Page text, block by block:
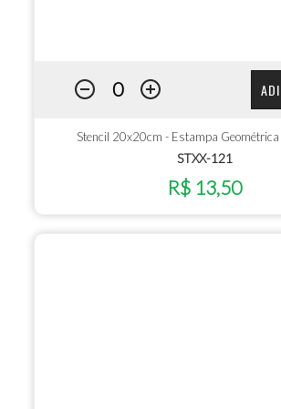
Stencil 20x20cm - Estampa Geométrica
STXX-121
R$ 13,50